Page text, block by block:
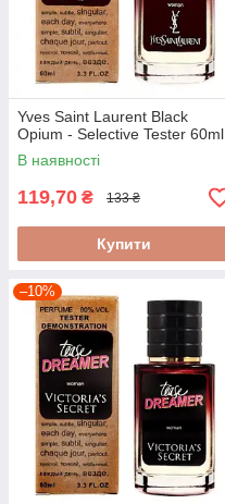
Yves Saint Laurent Black
Opium - Selective Tester 60ml
В наявності
119,70 ₴ 133 ₴
Купити
–10%